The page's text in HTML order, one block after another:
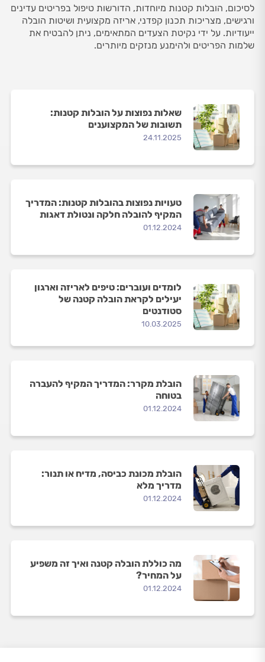
לסיכום, הובלות קטנות מיוחדות, הדורשות טיפול בפריטים עדינים
ורגישים, מצריכות תכנון קפדני, אריזה מקצועית ושיטות הובלה
ייעודיות. על ידי נקיטת הצעדים המתאימים, ניתן להבטיח את
שלמות הפריטים ולהימנע מנזקים מיותרים.
שאלות נפוצות על הובלות קטנות:
תשובות של המקצוענים
24.11.2025
טעויות נפוצות בהובלות קטנות: המדריך
המקיף להובלה חלקה ונטולת דאגות
01.12.2024
לומדים ועוברים: טיפים לאריזה וארגון
יעילים לקראת הובלה קטנה של
סטודנטים
10.03.2025
הובלת מקרר: המדריך המקיף להעברה
בטוחה
01.12.2024
הובלת מכונת כביסה, מדיח או תנור:
מדריך מלא
01.12.2024
מה כוללת הובלה קטנה ואיך זה משפיע
על המחיר?
01.12.2024